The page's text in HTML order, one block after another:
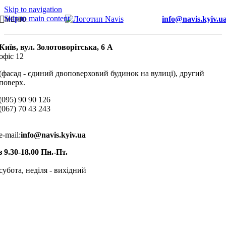
Skip to navigation
Skip to main content
МЕНЮ
вул. Золотоворітська, 6 А
12
- єдиний двоповерховий будинок на вулиці), другий
90 90 126
70 43 243
mail:info@navis.kyiv.ua
9.30-18.00 Пн.-Пт.
неділя - вихідний